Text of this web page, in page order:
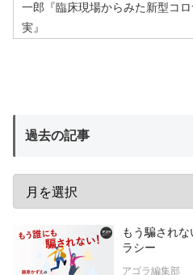
一郎『臨床現場からみた新型コロ
実』
過去の記事
もう騙され
ラシー
アゴラ編集部